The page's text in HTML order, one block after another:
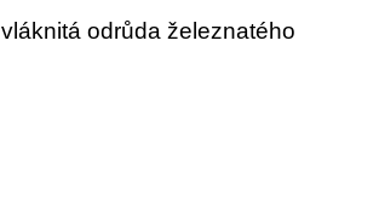
vláknitá odrůda železnatého